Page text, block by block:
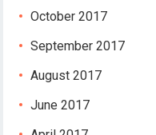
October 2017
September 2017
August 2017
June 2017